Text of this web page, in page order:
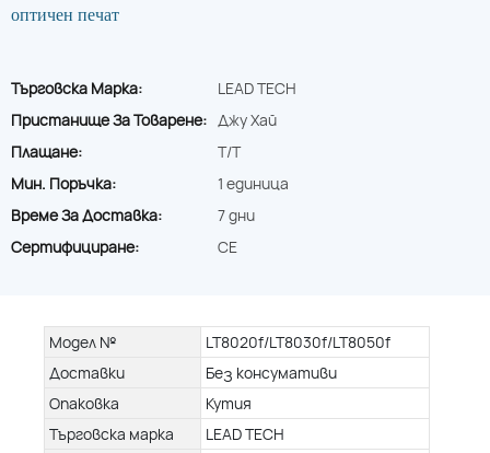
оптичен печат
Търговска Марка:
LEAD TECH
Пристанище За Товарене: Джу Хай
Плащане:
T/T
Мин. Поръчка:
1 единица
Време За Доставка:
7 дни
Сертифициране:
CE
Модел №
LT8020f/LT8030f/LT8050f
Доставки
Без консумативи
Опаковка
Кутия
Търговска марка
LEAD TECH